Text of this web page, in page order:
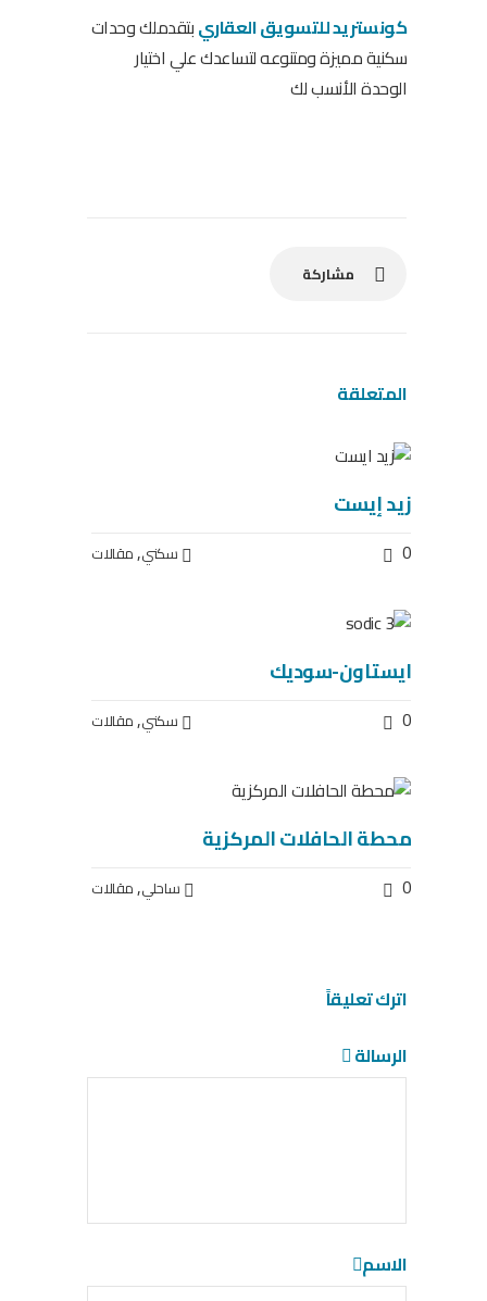
كونستريد للتسويق العقاريبتقدملك وحدات
سكنية مميزة ومتنوعه لتساعدك علي اختيار
الوحدة الأنسب لك
مشاركة
المتعلقة
زيد إيست
سكني,مقالات 0
ايستاون-سوديك
سكني,مقالات 0
محطة الحافلات المركزية
ساحلي,مقالات 0
اترك تعليقاً
الرسالة
الاسم